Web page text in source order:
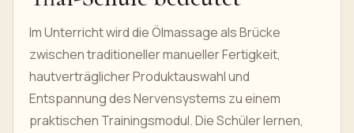
Im Unterricht wird die Ölmassage als Brücke
zwischen traditioneller manueller Fertigkeit,
hautverträglicher Produktauswahl und
Entspannung des Nervensystems zu einem
praktischen Trainingsmodul. Die Schüler lernen,